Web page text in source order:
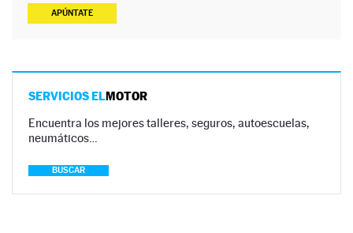
APÚNTATE
SERVICIOS ELMOTOR
Encuentra los mejores talleres, seguros, autoescuelas,
neumáticos…
BUSCAR